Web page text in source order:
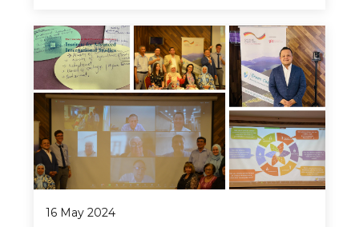
Hamza Boltayev Xitoy xalqaro bilimlar markazi
vakillari bilan onlayn u
16 May 2024